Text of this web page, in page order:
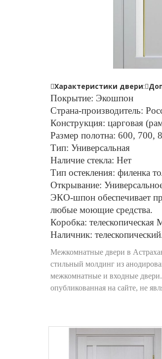
Характеристики двери:
Покрытие: Экошпон
Страна-производитель:
Конструкция: царговая
Размер полотна: 600, 700,
Тип: Универсальная
Наличие стекла: Нет
Тип остекления: филенка
Открывание:
ЭКО-шпон обеспечивает
любые моющие средства.
Коробка:
Наличник:
Межкомнатные двери в
стильный молдинг из
межкомнатные и входные двери.
опубликованная на сайте, не